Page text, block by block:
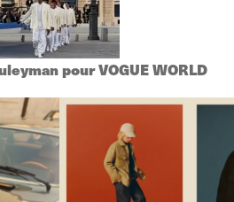
pour VOGUE WORLD